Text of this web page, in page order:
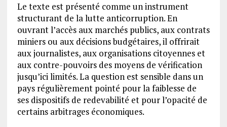
Le texte est présenté comme un instrument
structurant de la lutte anticorruption. En
ouvrant l’accès aux marchés publics, aux contrats
miniers ou aux décisions budgétaires, il offrirait
aux journalistes, aux organisations citoyennes et
aux contre-pouvoirs des moyens de vérification
jusqu’ici limités. La question est sensible dans un
pays régulièrement pointé pour la faiblesse de
ses dispositifs de redevabilité et pour l’opacité de
certains arbitrages économiques.